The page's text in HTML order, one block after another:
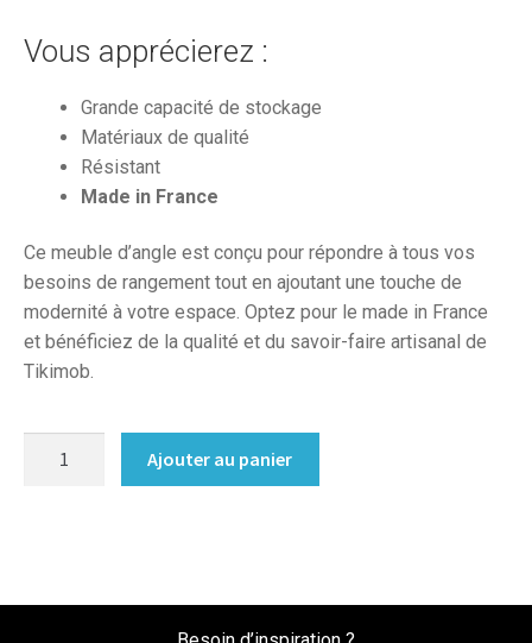
Vous apprécierez :
Grande capacité de stockage
Matériaux de qualité
Résistant
Made in France
Ce meuble d’angle est conçu pour répondre à tous vos
besoins de rangement tout en ajoutant une touche de
modernité à votre espace. Optez pour le made in France
et bénéficiez de la qualité et du savoir-faire artisanal de
Tikimob.
Ajouter au panier